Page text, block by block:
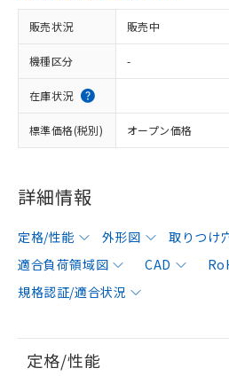
販売状況 販売中
機種区分 -
在庫状況
標準価格(税別) オープン価格
詳細情報
定格/性能 外形図 取りつけ
適合負荷領域図
CAD
規格認証/適合状況
定格/性能